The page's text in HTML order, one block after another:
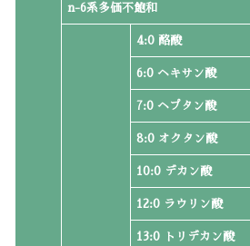
n-6系多価不飽和
4:0 酪酸
6:0 ヘキサン酸
7:0 ヘプタン酸
8:0 オクタン酸
10:0 デカン酸
12:0 ラウリン酸
13:0 トリデカン酸